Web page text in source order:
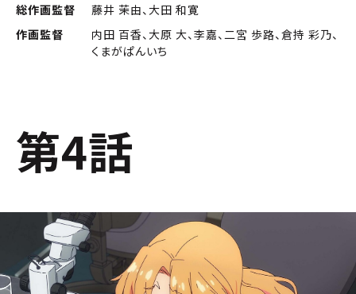
総作画監督
藤井 茉由、大田 和寛
作画監督
内田 百香、大原 大、李嘉、二宮 歩路、倉持 彩乃、
くまがぱんいち
第4話